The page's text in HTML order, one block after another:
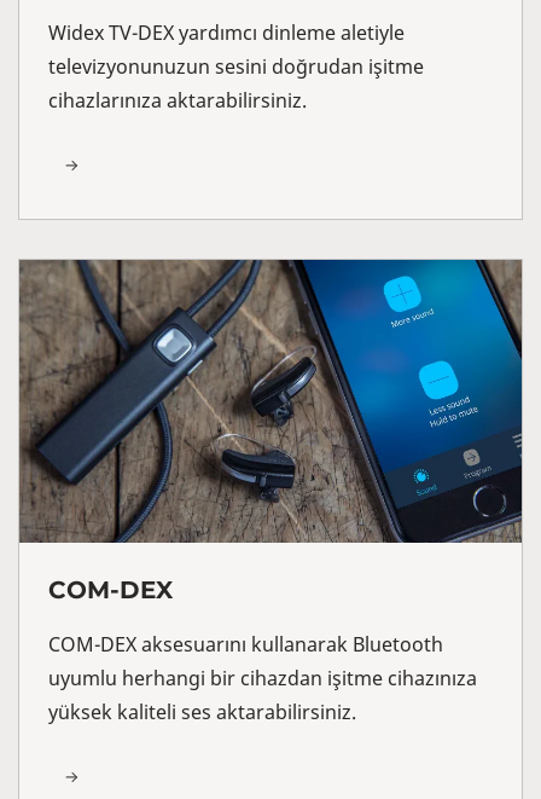
Widex TV-DEX yardımcı dinleme aletiyle
televizyonunuzun sesini doğrudan işitme
cihazlarınıza aktarabilirsiniz.
COM-DEX
COM-DEX aksesuarını kullanarak Bluetooth
uyumlu herhangi bir cihazdan işitme cihazınıza
yüksek kaliteli ses aktarabilirsiniz.